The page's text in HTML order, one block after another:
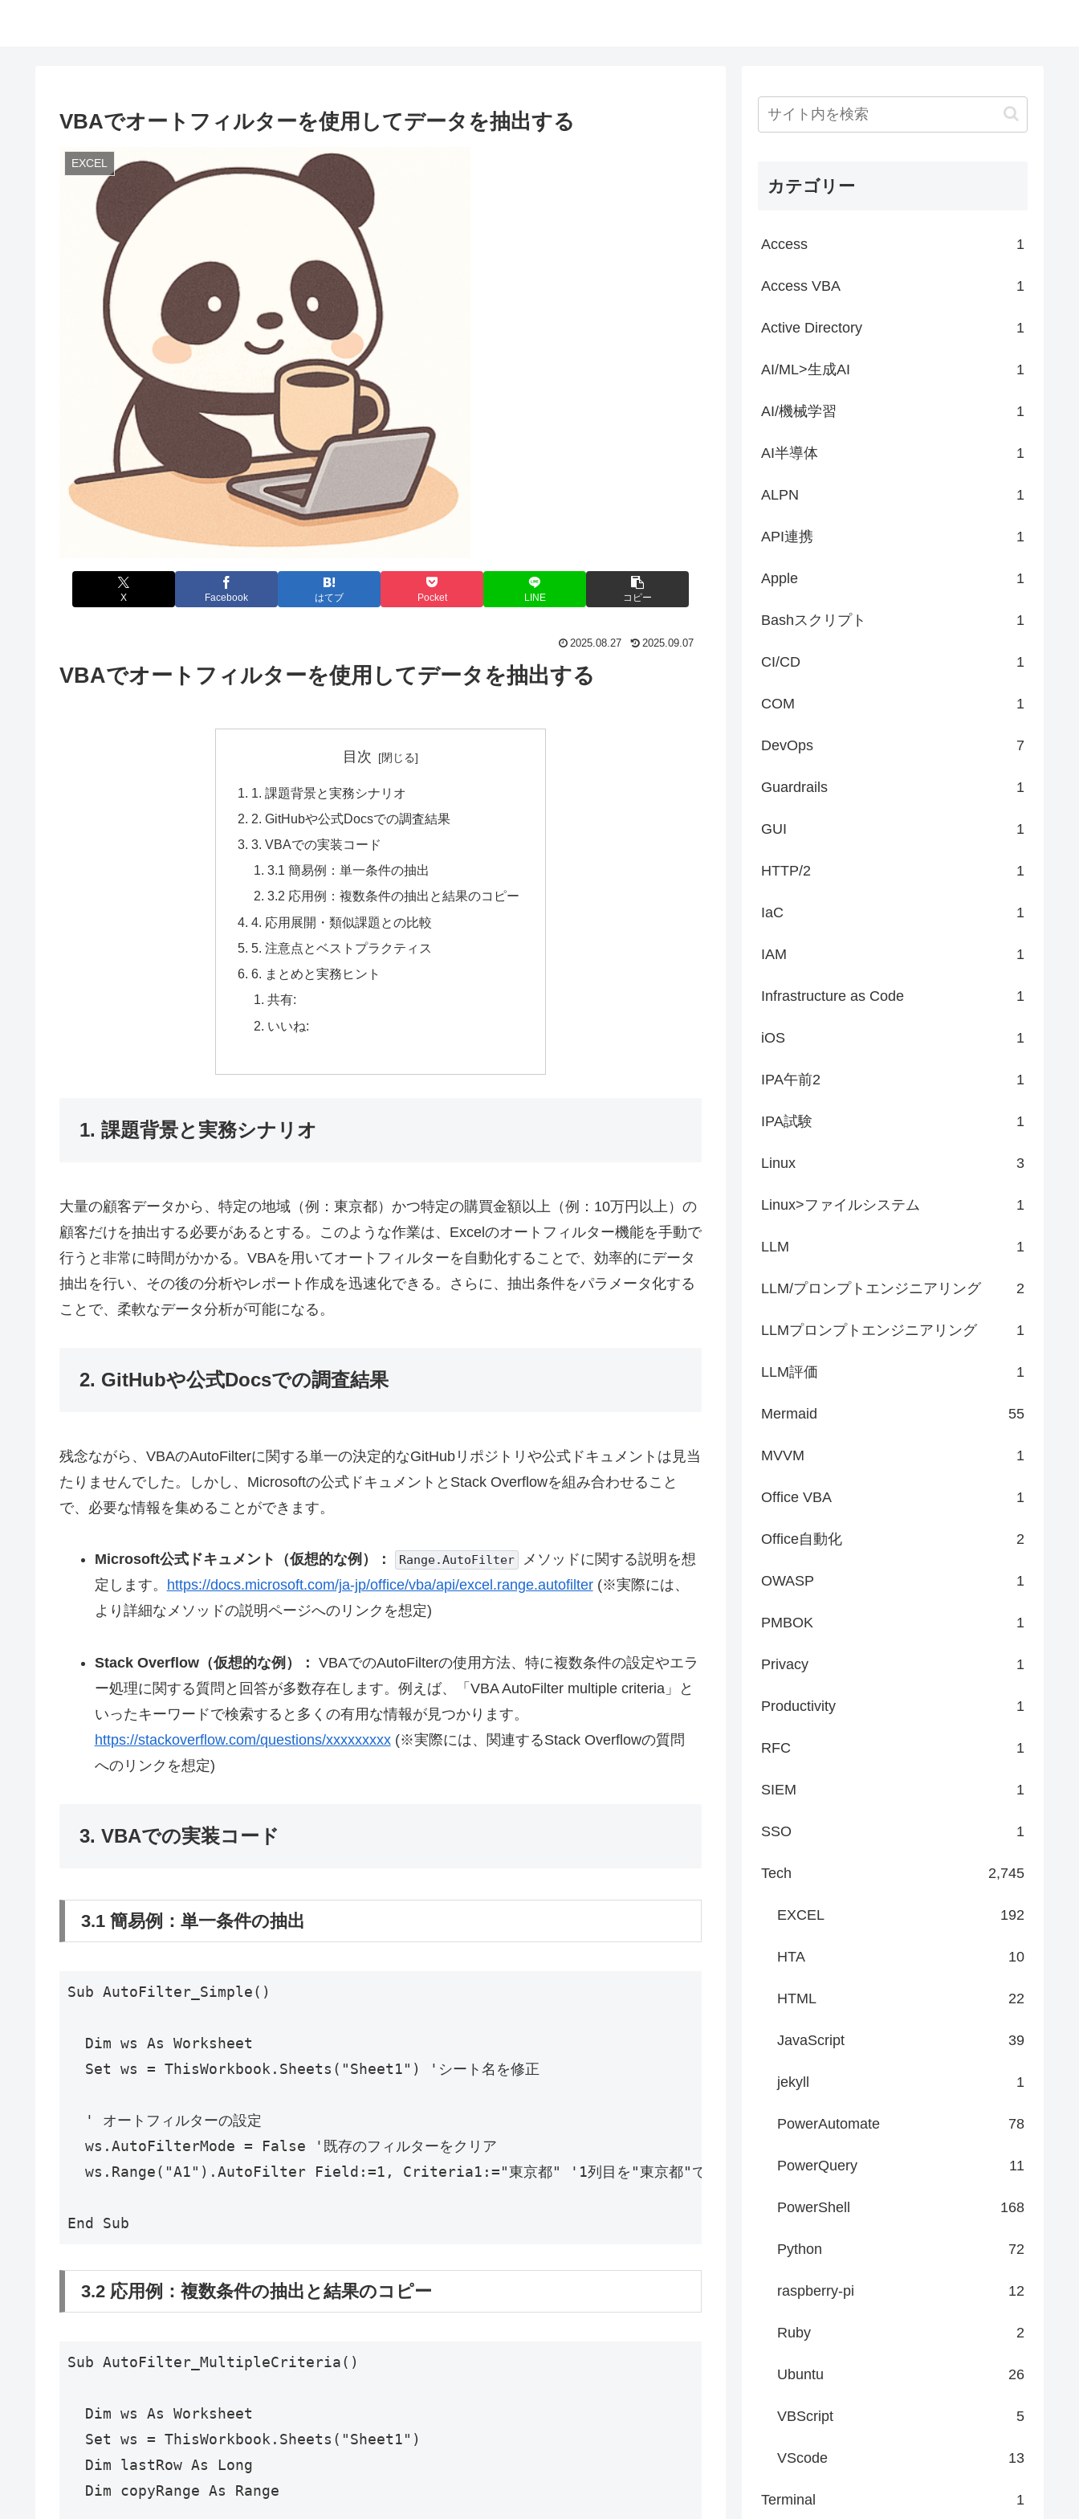
VBAでオートフィルターを使用してデータを抽出する
EXCEL
X Facebook はてブ Pocket LINE コピー
2025.08.27 2025.09.07
VBAでオートフィルターを使用してデータを抽出する
目次
1. 課題背景と実務シナリオ
2. GitHubや公式Docsでの調査結果
3. VBAでの実装コード
3.1 簡易例：単一条件の抽出
3.2 応用例：複数条件の抽出と結果のコピー
4. 応用展開・類似課題との比較
5. 注意点とベストプラクティス
6. まとめと実務ヒント
共有:
いいね:
1. 課題背景と実務シナリオ
大量の顧客データから、特定の地域（例：東京都）かつ特定の購買金額以上（例：10万円以上）の
顧客だけを抽出する必要があるとする。このような作業は、Excelのオートフィルター機能を手動で
行うと非常に時間がかかる。VBAを用いてオートフィルターを自動化することで、効率的にデータ
抽出を行い、その後の分析やレポート作成を迅速化できる。さらに、抽出条件をパラメータ化する
ことで、柔軟なデータ分析が可能になる。
2. GitHubや公式Docsでの調査結果
残念ながら、VBAのAutoFilterに関する単一の決定的なGitHubリポジトリや公式ドキュメントは見当
たりませんでした。しかし、Microsoftの公式ドキュメントとStack Overflowを組み合わせること
で、必要な情報を集めることができます。
Microsoft公式ドキュメント（仮想的な例）： Range.AutoFilter
メソッドに関する説明を想
定します。
https://docs.microsoft.com/ja-jp/office/vba/api/excel.range.autofilter(※実際には、
より詳細なメソッドの説明ページへのリンクを想定)
Stack Overflow（仮想的な例）： VBAでのAutoFilterの使用方法、特に複数条件の設定やエラ
ー処理に関する質問と回答が多数存在します。例えば、「VBA AutoFilter multiple criteria」と
いったキーワードで検索すると多くの有用な情報が見つかります。
https://stackoverflow.com/questions/xxxxxxxxx(※実際には、関連するStack Overflowの質問
へのリンクを想定)
3. VBAでの実装コード
3.1 簡易例：単一条件の抽出
Sub AutoFilter_Simple()
  Dim ws As Worksheet
  Set ws = ThisWorkbook.Sheets("Sheet1") 'シート名を修正
  ' オートフィルターの設定
  ws.AutoFilterMode = False '既存のフィルターをクリア
  ws.Range("A1").AutoFilter Field:=1, Criteria1:="東京都" '1列目を"東京都"でフィルタリング
3.2 応用例：複数条件の抽出と結果のコピー
Sub AutoFilter_MultipleCriteria()
  Dim ws As Worksheet
  Set ws = ThisWorkbook.Sheets("Sheet1")
  Dim lastRow As Long
  Dim copyRange As Range
カテゴリー
Access 1
Access VBA 1
Active Directory 1
AI/ML>生成AI 1
AI/機械学習 1
AI半導体 1
ALPN 1
API連携 1
Apple 1
Bashスクリプト 1
CI/CD 1
COM 1
DevOps 7
Guardrails 1
GUI 1
HTTP/2 1
IaC 1
IAM 1
Infrastructure as Code 1
iOS 1
IPA午前2 1
IPA試験 1
Linux 3
Linux>ファイルシステム 1
LLM 1
LLM/プロンプトエンジニアリング 2
LLMプロンプトエンジニアリング 1
LLM評価 1
Mermaid 55
MVVM 1
Office VBA 1
Office自動化 2
OWASP 1
PMBOK 1
Privacy 1
Productivity 1
RFC 1
SIEM 1
SSO 1
Tech 2,745
EXCEL 192
HTA 10
HTML 22
JavaScript 39
jekyll 1
PowerAutomate 78
PowerQuery 11
PowerShell 168
Python 72
raspberry-pi 12
Ruby 2
Ubuntu 26
VBScript 5
VScode 13
Terminal 1